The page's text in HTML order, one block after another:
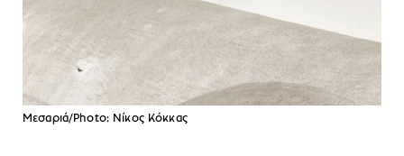
Μεσαριά/Photo: Νίκος Κόκκας